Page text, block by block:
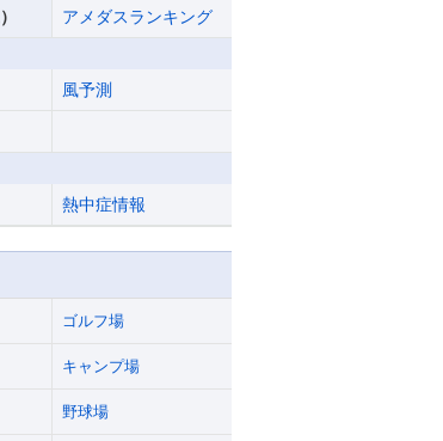
アメダスランキング
風予測
熱中症情報
ゴルフ場
キャンプ場
野球場